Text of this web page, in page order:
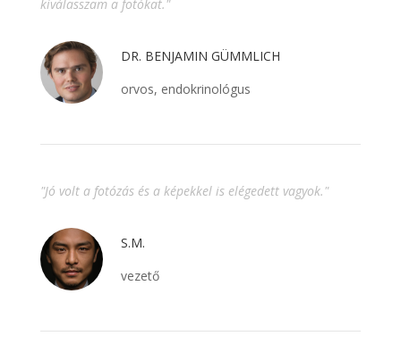
kiválasszam a fotókat."
DR. BENJAMIN GÜMMLICH
orvos, endokrinológus
"Jó volt a fotózás és a képekkel is elégedett vagyok."
S.M.
vezető